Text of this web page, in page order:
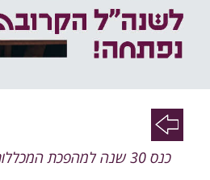
כנס 30 שנה למהפכת